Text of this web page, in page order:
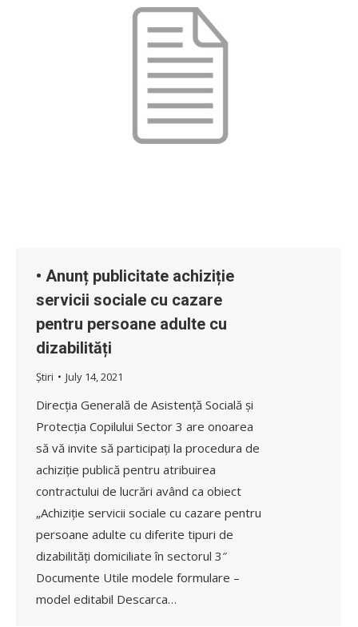
• Anunț publicitate achiziție
servicii sociale cu cazare
pentru persoane adulte cu
dizabilități
Știri July 14, 2021
Direcția Generală de Asistență Socială și
Protecția Copilului Sector 3 are onoarea
să vă invite să participați la procedura de
achiziție publică pentru atribuirea
contractului de lucrări având ca obiect
„Achiziție servicii sociale cu cazare pentru
persoane adulte cu diferite tipuri de
dizabilități domiciliate în sectorul 3″
Documente Utile modele formulare –
model editabil Descarca…